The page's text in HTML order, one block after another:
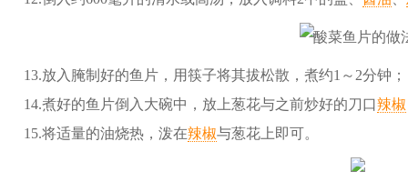
13.放入腌制好的鱼片，用筷子将其拔松散，煮约1～2分钟；
14.煮好的鱼片倒入大碗中，放上葱花与之前炒好的刀口辣椒
15.将适量的油烧热，泼在辣椒与葱花上即可。